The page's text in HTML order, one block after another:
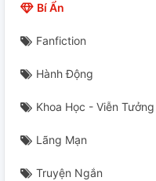
Chương 25
Chương 26
Chương 27
Bí Ẩn
Fanfiction
Hành Động
Khoa Học - Viễn Tưởng
Lãng Mạn
Truyện Ngắn